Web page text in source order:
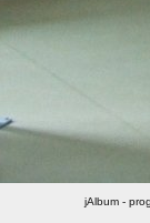
jAlbum -